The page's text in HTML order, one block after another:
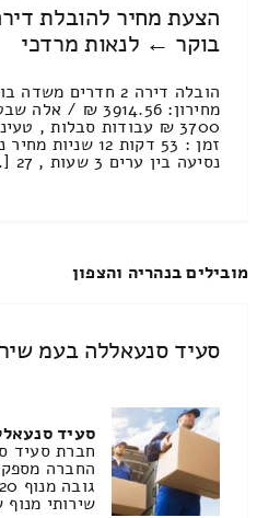
בוקר ← לנאות מרדכי
הובלה דירה 2
נסיעה בין ערים 3 שעות , 27 [...]
מובילים בנהריה והצפון
סעיד סנעאללה בעמ
סעיד
חברת סעיד
החברה
גובה מנוף 20 מטרים שירות ללא תחרות
שירותי